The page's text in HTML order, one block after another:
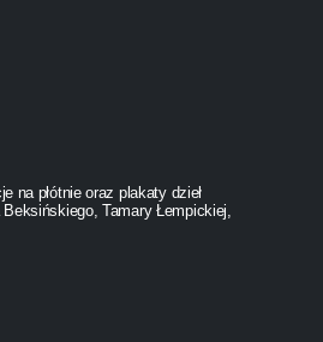
na płótnie oraz plakaty dzieł
Tamary Łempickiej,